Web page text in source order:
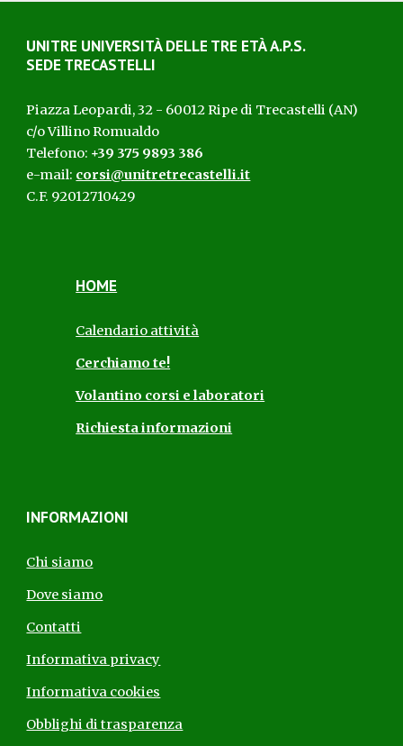
UNITRE UNIVERSITÀ DELLE TRE ETÀA.P.S.
SEDE TRECASTELLI
Piazza Leopardi, 32 - 60012 Ripe di Trecastelli (AN)
c/o Villino Romualdo
Telefono: +39 375 9893 386
e-mail: corsi@unitretrecastelli.it
C.F. 92012710429
HOME
Calendario attività
Cerchiamo te!
Volantino corsi e laboratori
Richiesta informazioni
INFORMAZIONI
Chi siamo
Dove siamo
Contatti
Informativa privacy
Informativa cookies
Obblighi di trasparenza